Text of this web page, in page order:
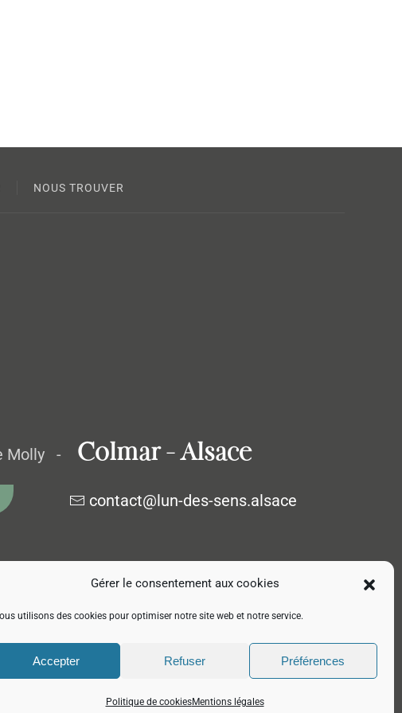
Gérer le consentement aux cookies
utilisons des cookies pour optimiser notre site web et notre service.
Accepter Refuser Préférences
Politique de cookiesMentions légales
NOUS TROUVER
Molly - Colmar – Alsace
contact@lun-des-sens.alsace
MARDI AU SAMEDI, DE 17H À 23H.
modération.
Tous droits réservés@attitudedigitale